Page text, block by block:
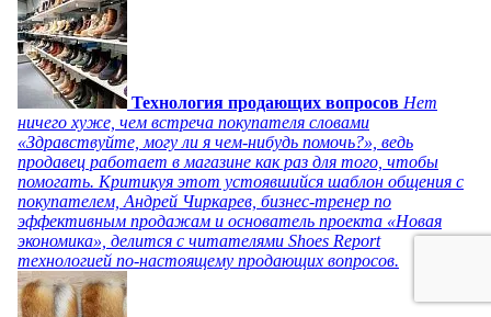
Технология продающих вопросов Нет
ничего хуже, чем встреча покупателя словами
«Здравствуйте, могу ли я чем-нибудь помочь?», ведь
продавец работает в магазине как раз для того, чтобы
помогать. Критикуя этот устоявшийся шаблон общения с
покупателем, Андрей Чиркарев, бизнес-тренер по
эффективным продажам и основатель проекта «Новая
экономика», делится с читателями Shoes Report
технологией по-настоящему продающих вопросов.